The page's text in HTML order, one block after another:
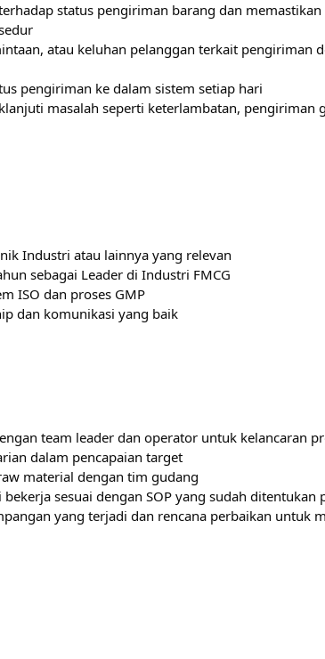
status pengiriman barang dan
atau keluhan pelanggan terkait pengiriman
pengiriman ke dalam sistem setiap hari
masalah seperti keterlambatan, pengiriman
Industri atau lainnya yang relevan
sebagai Leader di Industri FMCG
ISO dan proses GMP
dan komunikasi yang baik
team leader dan operator untuk kelancaran
dalam pencapaian target
material dengan tim gudang
sesuai dengan SOP yang sudah ditentukan
yang terjadi dan rencana perbaikan untuk